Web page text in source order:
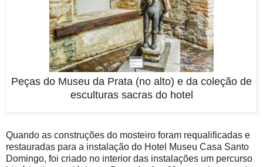
Peças do Museu da Prata (no alto) e da coleção de
esculturas sacras do hotel
Quando as construções do mosteiro foram requalificadas e
restauradas para a instalação do Hotel Museu Casa Santo
Domingo, foi criado no interior das instalações um percurso